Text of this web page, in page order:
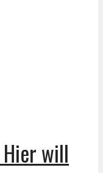
will